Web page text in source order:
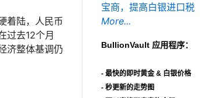
着陆，人民币
过去12个月
济整体基调仍
宝商，提高白银进口税
More...
BullionVault 应用程序：
- 最快的即时黄金 & 白银价格
- 秒更新的走势图